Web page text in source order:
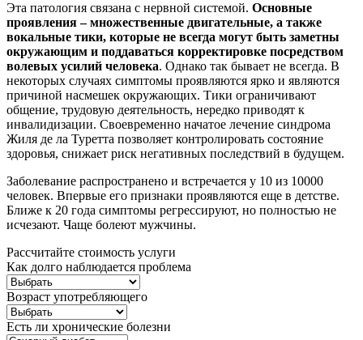
Эта патология связана с нервной системой. Основные
проявления – множественные двигательные, а также
вокальные тики, которые не всегда могут быть заметны
окружающим и поддаваться корректировке посредством
волевых усилий человека. Однако так бывает не всегда. В
некоторых случаях симптомы проявляются ярко и являются
причиной насмешек окружающих. Тики ограничивают
общение, трудовую деятельность, нередко приводят к
инвалидизации. Своевременно начатое лечение синдрома
Жиля де ла Туретта позволяет контролировать состояние
здоровья, снижает риск негативных последствий в будущем.
Заболевание распространено и встречается у 10 из 10000
человек. Впервые его признаки проявляются еще в детстве.
Ближе к 20 года симптомы регрессируют, но полностью не
исчезают. Чаще болеют мужчины.
Рассчитайте стоимость услуги
Как долго наблюдается проблема
Возраст употребляющего
Есть ли хронические болезни